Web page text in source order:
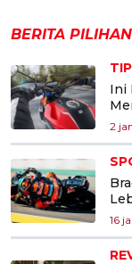
BERITA PILIHAN
Ini
2
16